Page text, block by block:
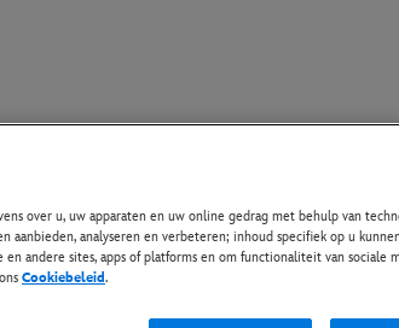
gerelateerde entiteiten. Alle rechten voorbehouden.
over u, uw apparaten en uw online gedrag met behulp van
aanbieden, analyseren en verbeteren; inhoud specifiek op u
andere sites, apps of platforms en om functionaliteit van sociale
Cookiebeleid.